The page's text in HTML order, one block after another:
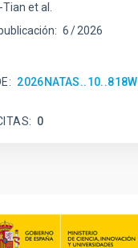
et al.
6 2026
2026NATAS..10..818W
0